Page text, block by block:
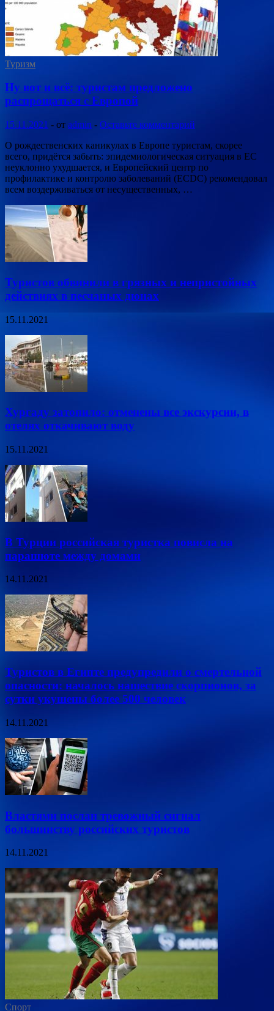
Туризм
Ну вот и всё: туристам предложено
распрощаться с Европой
15.11.2021 - от admin - Оставьте комментарий
О рождественских каникулах в Европе туристам, скорее
всего, придётся забыть: эпидемиологическая ситуация в ЕС
неуклонно ухудшается, и Европейский центр по
профилактике и контролю заболеваний (ECDC) рекомендовал
всем воздерживаться от несущественных, …
Туристов обвинили в грязных и непристойных
действиях в песчаных дюнах
15.11.2021
Хургаду затопило: отменены все экскурсии, в
отелях откачивают воду
15.11.2021
В Турции российская туристка повисла на
парашюте между домами
14.11.2021
Туристов в Египте предупредили о смертельной
опасности: началось нашествие скорпионов, за
сутки укушены более 500 человек
14.11.2021
Властями послан тревожный сигнал
большинству российских туристов
14.11.2021
Спорт